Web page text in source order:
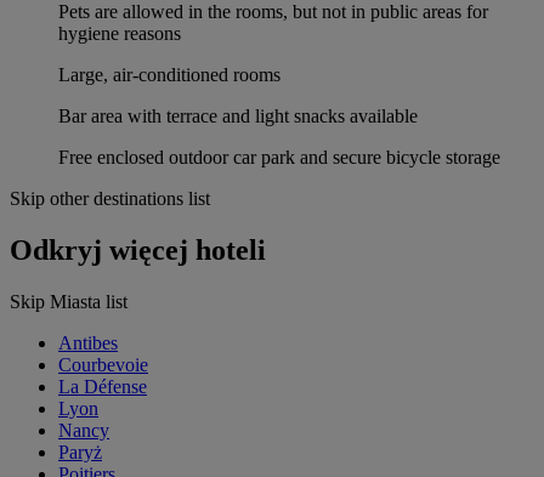
Pets are allowed in the rooms, but not in public areas for
hygiene reasons
Large, air-conditioned rooms
Bar area with terrace and light snacks available
Free enclosed outdoor car park and secure bicycle storage
Skip other destinations list
Odkryj więcej hoteli
Skip Miasta list
Antibes
Courbevoie
La Défense
Lyon
Nancy
Paryż